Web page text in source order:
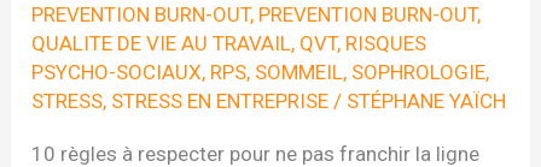
PREVENTION BURN-OUT, PREVENTION BURN-OUT,
QUALITE DE VIE AU TRAVAIL, QVT, RISQUES
PSYCHO-SOCIAUX, RPS, SOMMEIL, SOPHROLOGIE,
STRESS, STRESS EN ENTREPRISE / STÉPHANE YAÏCH
10 règles à respecter pour ne pas franchir la ligne